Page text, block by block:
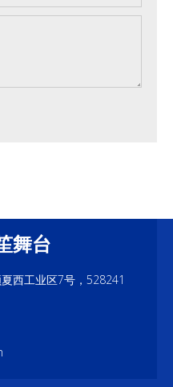
舞台
西工业区7号，528241